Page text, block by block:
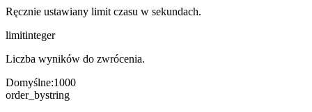
Ręcznie ustawiany limit czasu w sekundach.
limitinteger
Liczba wyników do zwrócenia.
Domyślne:1000
order_bystring